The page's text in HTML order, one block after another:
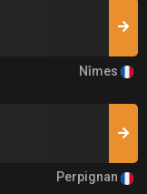
Nîmes
Perpignan